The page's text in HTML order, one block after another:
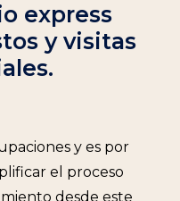
express
y visitas
y es por
el proceso
desde este